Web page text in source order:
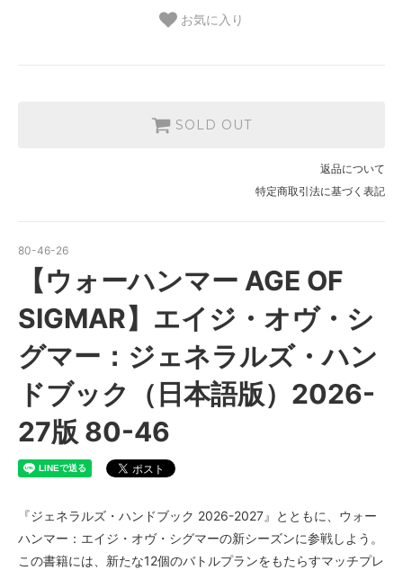
お気に入り
SOLD OUT
返品について
特定商取引法に基づく表記
80-46-26
【ウォーハンマー AGE OF
SIGMAR】エイジ・オヴ・シ
グマー：ジェネラルズ・ハン
ドブック（日本語版）2026-
27版 80-46
『ジェネラルズ・ハンドブック 2026-2027』とともに、ウォー
ハンマー：エイジ・オヴ・シグマーの新シーズンに参戦しよう。
この書籍には、新たな12個のバトルプランをもたらすマッチプレ